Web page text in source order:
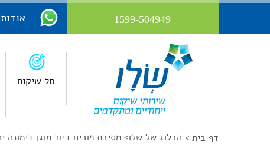
1599-504949 אודות
סל שיקום
דף בית > הבלוג של שלו> מסיבת פורים דיור מוגן דימונה